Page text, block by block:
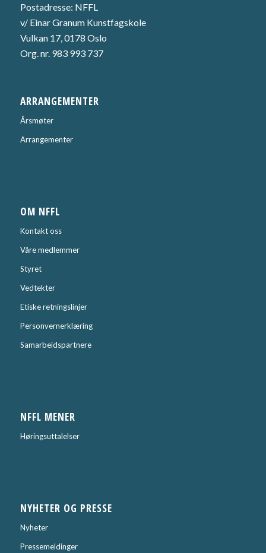
Postadresse: NFFL
v/ Einar Granum Kunstfagskole
Vulkan 17, 0178 Oslo
Org. nr. 983 993 737
ARRANGEMENTER
Årsmøter
Arrangementer
OM NFFL
Kontakt oss
Våre medlemmer
Styret
Vedtekter
Etiske retningslinjer
Personvernerklæring
Samarbeidspartnere
NFFL MENER
Høringsuttalelser
NYHETER OG PRESSE
Nyheter
Pressemeldinger